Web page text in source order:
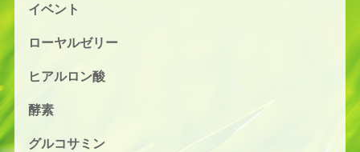
イベント
ローヤルゼリー
ヒアルロン酸
酵素
グルコサミン